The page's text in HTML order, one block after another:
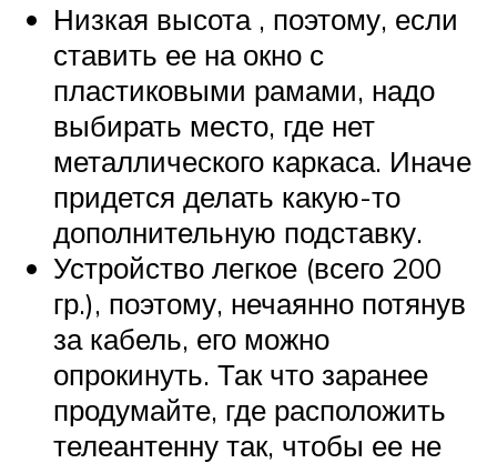
Низкая высота , поэтому, если
ставить ее на окно с
пластиковыми рамами, надо
выбирать место, где нет
металлического каркаса. Иначе
придется делать какую-то
дополнительную подставку.
Устройство легкое (всего 200
гр.), поэтому, нечаянно потянув
за кабель, его можно
опрокинуть. Так что заранее
продумайте, где расположить
телеантенну так, чтобы ее не